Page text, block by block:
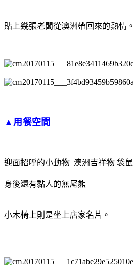
貼上幾張老闆從澳洲帶回來的熱情。
▲用餐空間
迎面招呼的小動物_澳洲吉祥物 袋鼠
身後還有黏人的無尾熊
小木椅上則是坐上店家名片。